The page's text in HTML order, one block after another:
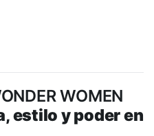
WOMEN
estilo y poder en